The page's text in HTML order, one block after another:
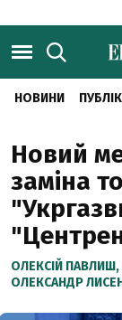
НОВИНИ
Новий
заміна
ОЛЕКСІЙ ПАВЛИШ,
ОЛЕКСАНДР